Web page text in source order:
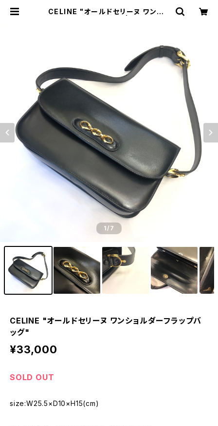
CELINE "オールドセリーヌ ワンショ
1/7
CELINE "オールドセリーヌ ワンショルダーフラップバ
ッグ"
¥33,000
SOLD OUT
size:W25.5×D10×H15(cm)